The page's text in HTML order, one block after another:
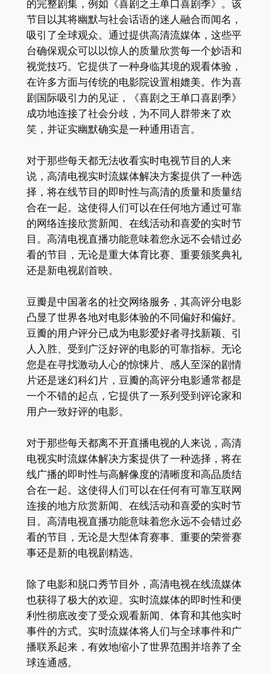
的完整剧集，例如《喜剧之王单口喜剧季》。该
节目以其将幽默与社会话语的迷人融合而闻名，
吸引了全球观众。通过提供高清流媒体，这些平
台确保观众可以以惊人的质量欣赏每一个妙语和
视觉技巧。它提供了一种身临其境的观看体验，
在许多方面与传统的电影院设置相媲美。作为喜
剧国际吸引力的见证，《喜剧之王单口喜剧季》
成功地连接了社会分歧，为不同人群带来了欢
笑，并证实幽默确实是一种通用语言。
对于那些每天都无法收看实时电视节目的人来
说，高清电视实时流媒体解决方案提供了一种选
择，将在线节目的即时性与高清的质量和质量结
合在一起。这使得人们可以在任何地方通过可靠
的网络连接欣赏新闻、在线活动和喜爱的实时节
目。高清电视直播功能意味着您永远不会错过必
看的节目，无论是重大体育比赛、重要颁奖典礼
还是新电视剧首映。
豆瓣是中国著名的社交网络服务，其高评分电影
凸显了世界各地对电影体验的不同偏好和偏好。
豆瓣的用户评分已成为电影爱好者寻找新颖、引
人入胜、受到广泛好评的电影的可靠指标。无论
您是在寻找激动人心的惊悚片、感人至深的剧情
片还是迷幻科幻片，豆瓣的高评分电影通常都是
一个不错的起点，它提供了一系列受到评论家和
用户一致好评的电影。
对于那些每天都离不开直播电视的人来说，高清
电视实时流媒体解决方案提供了一种选择，将在
线广播的即时性与高解像度的清晰度和高品质结
合在一起。这使得人们可以在任何有可靠互联网
连接的地方欣赏新闻、在线活动和喜爱的实时节
目。高清电视直播功能意味着您永远不会错过必
看的节目，无论是大型体育赛事、重要的荣誉赛
事还是新的电视剧精选。
除了电影和脱口秀节目外，高清电视在线流媒体
也获得了极大的欢迎。实时流媒体的即时性和便
利性彻底改变了受众观看新闻、体育和其他实时
事件的方式。实时流媒体将人们与全球事件和广
播联系起来，有效地缩小了世界范围并培养了全
球连通感。